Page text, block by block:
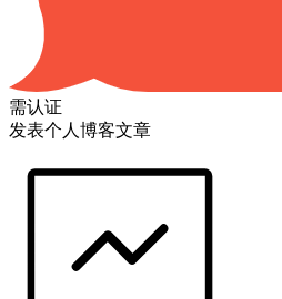
需认证
发表个人博客文章